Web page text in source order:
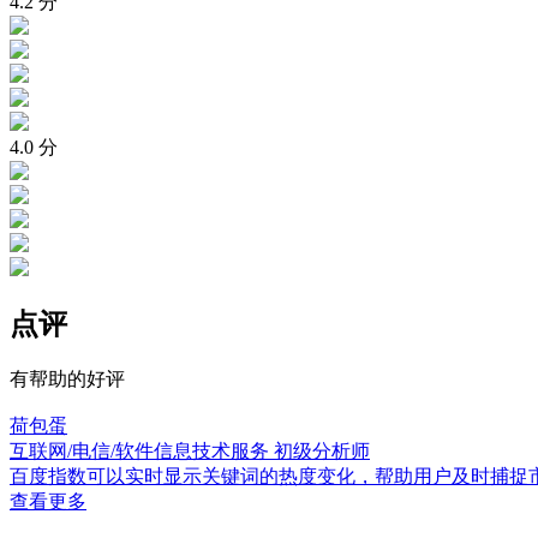
4.0 分
点评
有帮助的好评
荷包蛋
互联网/电信/软件信息技术服务 初级分析师
百度指数可以实时显示关键词的热度变化，帮助用户及时捕捉
查看更多